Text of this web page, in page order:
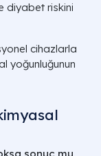
diyabet riskini
cihazlarla
yoğunluğunun